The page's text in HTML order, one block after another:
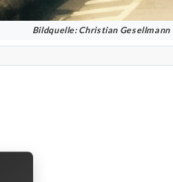
Bildquelle: Christian Gesellmann